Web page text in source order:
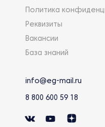
Политика
Реквизиты
Вакансии
База знаний
info@eg-mail.ru
8 800 600 59 18